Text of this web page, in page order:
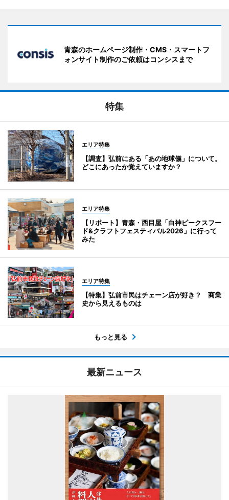
青森のホームページ制作・CMS・スマートフ
ォンサイト制作のご依頼はコンシスまで
特集
エリア特集
【調査】弘前にある「あの地球儀」について。
どこにあったか覚えていますか？
エリア特集
【リポート】青森・西目屋「白神ピークスフー
ド&クラフトフェスティバル2026」に行って
みた
エリア特集
【特集】弘前市民はチェーン店が好き？ 商業
史から見えるものは
もっと見る
最新ニュース